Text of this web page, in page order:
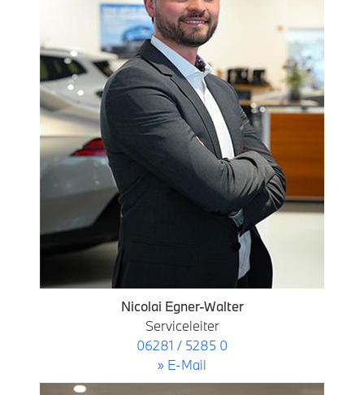
Nicolai Egner-Walter
Serviceleiter
06281 / 5285 0
» E-Mail